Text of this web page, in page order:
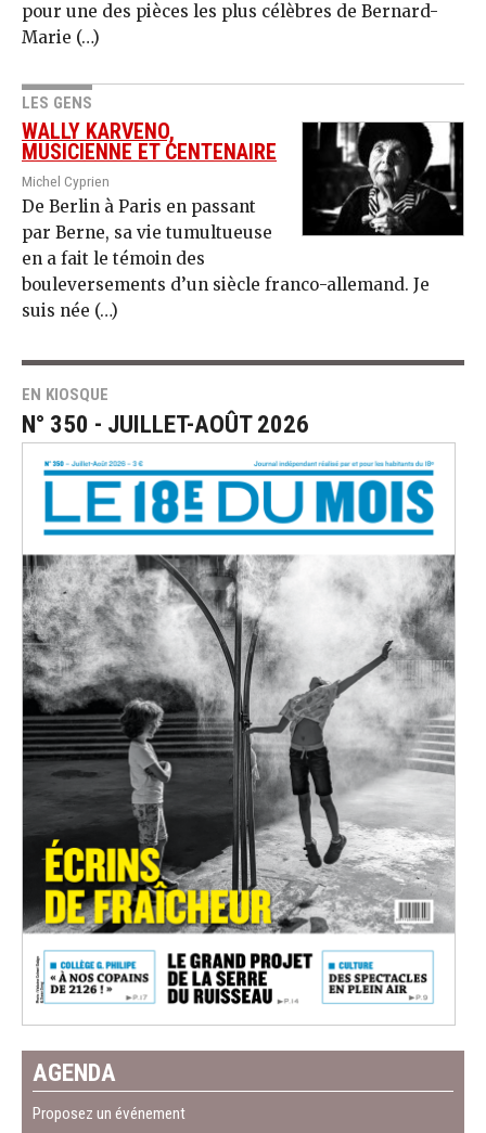
pour une des pièces les plus célèbres de Bernard-
Marie (…)
LES GENS
WALLY KARVENO,
MUSICIENNE ET CENTENAIRE
Michel Cyprien
De Berlin à Paris en passant
par Berne, sa vie tumultueuse
en a fait le témoin des
bouleversements d’un siècle franco-allemand. Je
suis née (…)
EN KIOSQUE
N° 350 - JUILLET-AOÛT 2026
AGENDA
Proposez un événement